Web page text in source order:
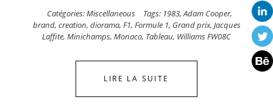
Catégories:Miscellaneous Tags: 1983,Adam Cooper,
brand, creation, diorama, F1, Formule 1, Grand prix, Jacques
Laffite, Minichamps, Monaco, Tableau, Williams FW08C
LIRE LA SUITE